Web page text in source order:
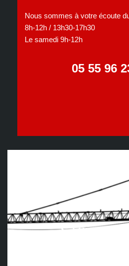
Nous sommes à votre écoute
8h-12h / 13h30-17h30
Le samedi 9h-12h
05 55 96
Suivez
Retrouvez-
réseaux